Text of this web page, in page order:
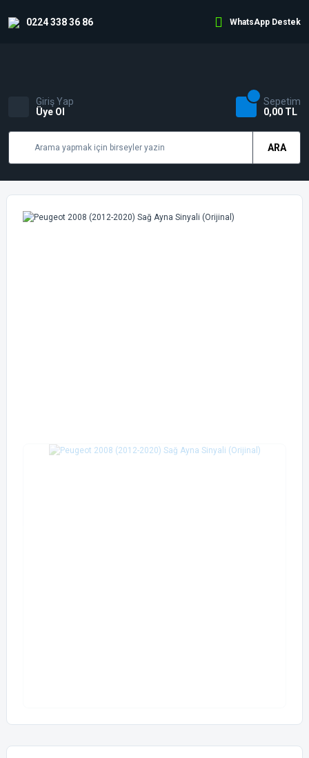
0224 338 36 86 WhatsApp Destek
ARA
Giriş Yap
Üye Ol
Sepetim
0,00 TL